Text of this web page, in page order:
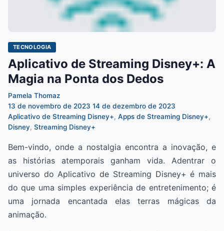
TECNOLOGIA
Aplicativo de Streaming Disney+: A
Magia na Ponta dos Dedos
Pamela Thomaz
13 de novembro de 2023 14 de dezembro de 2023
Aplicativo de Streaming Disney+, Apps de Streaming Disney+,
Disney, Streaming Disney+
Bem-vindo, onde a nostalgia encontra a inovação, e
as histórias atemporais ganham vida. Adentrar o
universo do Aplicativo de Streaming Disney+ é mais
do que uma simples experiência de entretenimento; é
uma jornada encantada elas terras mágicas da
animação.